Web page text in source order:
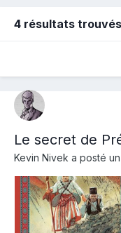
4 résultats trouvés
Le secret de
Kevin Nivek a posté